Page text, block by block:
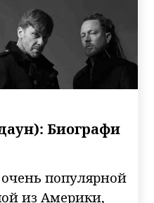
Биографи
очень популярной
из Америки,